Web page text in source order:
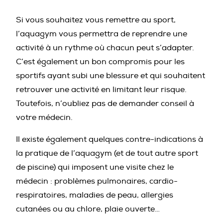
Si vous souhaitez vous remettre au sport,
l’aquagym vous permettra de reprendre une
activité à un rythme où chacun peut s’adapter.
C’est également un bon compromis pour les
sportifs ayant subi une blessure et qui souhaitent
retrouver une activité en limitant leur risque.
Toutefois, n’oubliez pas de demander conseil à
votre médecin.
Il existe également quelques contre-indications à
la pratique de l’aquagym (et de tout autre sport
de piscine) qui imposent une visite chez le
médecin : problèmes pulmonaires, cardio-
respiratoires, maladies de peau, allergies
cutanées ou au chlore, plaie ouverte…